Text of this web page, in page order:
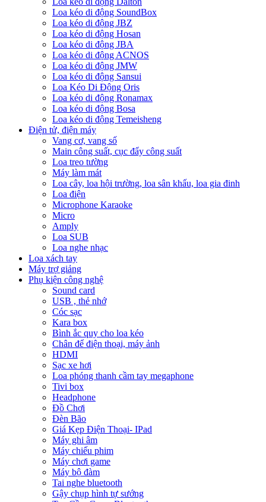
Loa kéo di động SoundBox
Loa kéo di động JBZ
Loa kéo di động Hosan
Loa kéo di động JBA
Loa kéo di động ACNOS
Loa kéo di động JMW
Loa kéo di động Sansui
Loa Kéo Di Động Oris
Loa kéo di động Ronamax
Loa kéo di động Bosa
Loa kéo di động Temeisheng
Điện tử, điện máy
Vang cơ, vang số
Main công suất, cục đẩy công suất
Loa treo tường
Máy làm mát
Loa cây, loa hội trường, loa sân khấu, loa gia đinh
Loa điện
Microphone Karaoke
Micro
Amply
Loa SUB
Loa nghe nhạc
Loa xách tay
Máy trợ giảng
Phụ kiện công nghệ
Sound card
USB , thẻ nhớ
Cóc sạc
Kara box
Bình ắc quy cho loa kéo
Chân để điện thoại, máy ảnh
HDMI
Sạc xe hơi
Loa phóng thanh cầm tay megaphone
Tivi box
Headphone
Đồ Chơi
Đèn Bão
Giá Kẹp Điện Thoại- IPad
Máy ghi âm
Máy chiếu phim
Máy chơi game
Máy bộ đàm
Tai nghe bluetooth
Gậy chụp hình tự sướng